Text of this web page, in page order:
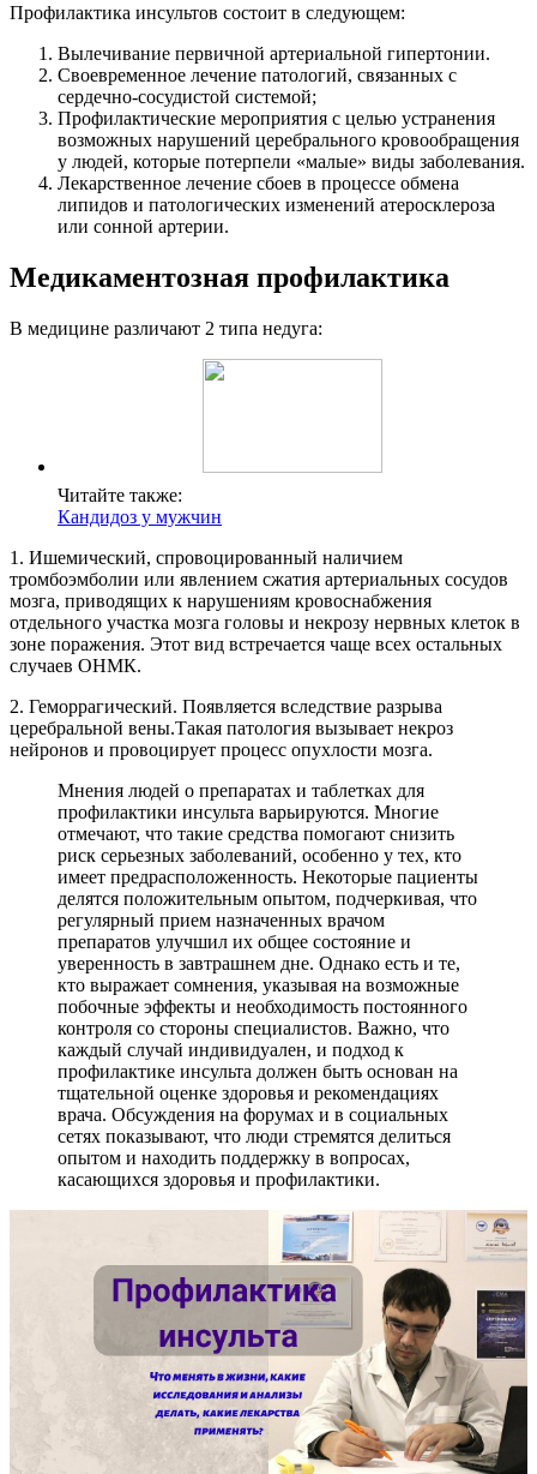
Профилактика инсультов состоит в следующем:
Вылечивание первичной артериальной гипертонии.
Своевременное лечение патологий, связанных с
сердечно-сосудистой системой;
Профилактические мероприятия с целью устранения
возможных нарушений церебрального кровообращения
у людей, которые потерпели «малые» виды заболевания.
Лекарственное лечение сбоев в процессе обмена
липидов и патологических изменений атеросклероза
или сонной артерии.
Медикаментозная профилактика
В медицине различают 2 типа недуга:
Читайте также:
Кандидоз у мужчин
1. Ишемический, спровоцированный наличием
тромбоэмболии или явлением сжатия артериальных сосудов
мозга, приводящих к нарушениям кровоснабжения
отдельного участка мозга головы и некрозу нервных клеток в
зоне поражения. Этот вид встречается чаще всех остальных
случаев ОНМК.
2. Геморрагический. Появляется вследствие разрыва
церебральной вены.Такая патология вызывает некроз
нейронов и провоцирует процесс опухлости мозга.
Мнения людей о препаратах и таблетках для
профилактики инсульта варьируются. Многие
отмечают, что такие средства помогают снизить
риск серьезных заболеваний, особенно у тех, кто
имеет предрасположенность. Некоторые пациенты
делятся положительным опытом, подчеркивая, что
регулярный прием назначенных врачом
препаратов улучшил их общее состояние и
уверенность в завтрашнем дне. Однако есть и те,
кто выражает сомнения, указывая на возможные
побочные эффекты и необходимость постоянного
контроля со стороны специалистов. Важно, что
каждый случай индивидуален, и подход к
профилактике инсульта должен быть основан на
тщательной оценке здоровья и рекомендациях
врача. Обсуждения на форумах и в социальных
сетях показывают, что люди стремятся делиться
опытом и находить поддержку в вопросах,
касающихся здоровья и профилактики.